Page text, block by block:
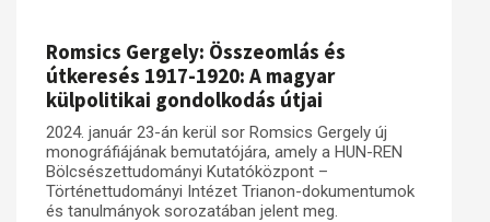
Romsics Gergely: Összeomlás és
útkeresés 1917-1920: A magyar
külpolitikai gondolkodás útjai
2024. január 23-án kerül sor Romsics Gergely új
monográfiájának bemutatójára, amely a HUN-REN
Bölcsészettudományi Kutatóközpont –
Történettudományi Intézet Trianon-dokumentumok
és tanulmányok sorozatában jelent meg.